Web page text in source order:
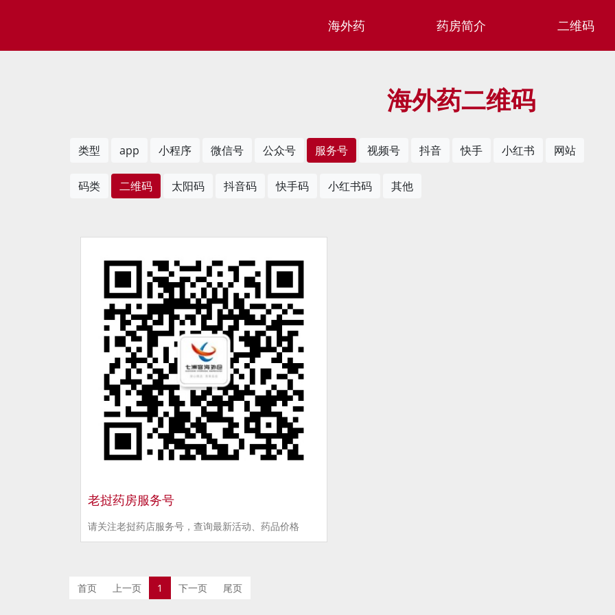
海外药 药房简介 二维码
海外药二维码
类型 app 小程序 微信号 公众号 服务号 视频号 抖音 快手 小红书 网站
码类 二维码 太阳码 抖音码 快手码 小红书码 其他
老挝药房服务号
请关注老挝药店服务号，查询最新活动、药品价格
首页 上一页 1 下一页 尾页